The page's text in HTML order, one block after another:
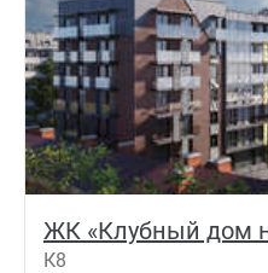
ЖК «Клубный дом
К8